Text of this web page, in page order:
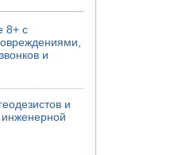
8+ с
и
и